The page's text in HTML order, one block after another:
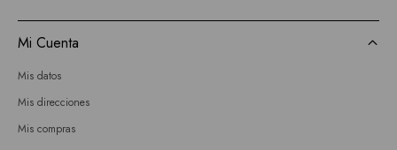
Mi Cuenta
Mis datos
Mis direcciones
Mis compras